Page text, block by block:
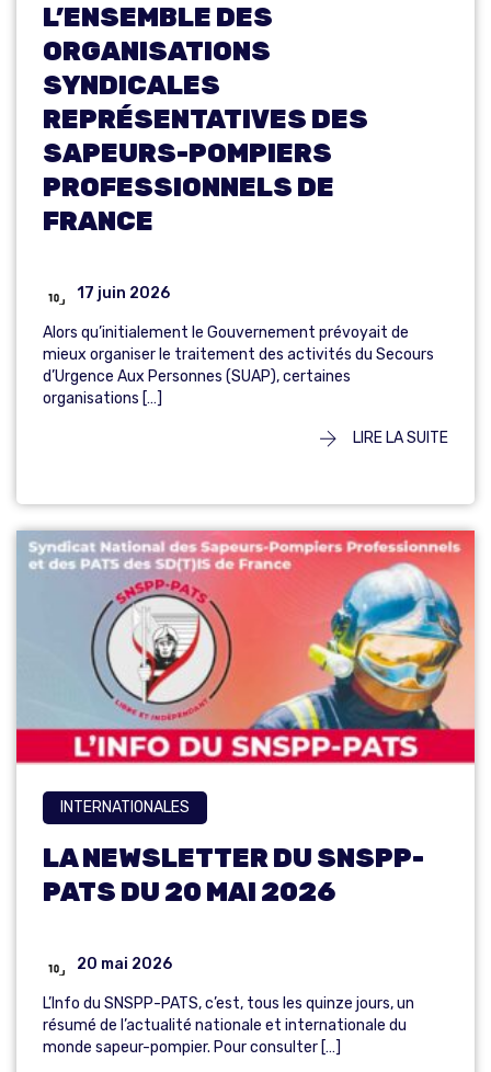
L’ENSEMBLE DES
ORGANISATIONS
SYNDICALES
REPRÉSENTATIVES DES
SAPEURS-POMPIERS
PROFESSIONNELS DE
FRANCE
17 juin 2026
Alors qu’initialement le Gouvernement prévoyait de
mieux organiser le traitement des activités du Secours
d’Urgence Aux Personnes (SUAP), certaines
organisations […]
LIRE LA SUITE
INTERNATIONALES
LA NEWSLETTER DU SNSPP-
PATS DU 20 MAI 2026
20 mai 2026
L’Info du SNSPP-PATS, c’est, tous les quinze jours, un
résumé de l’actualité nationale et internationale du
monde sapeur-pompier. Pour consulter […]